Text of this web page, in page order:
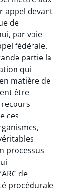
appel devant
de
par voie
fédérale.
partie la
qui
matière de
être
ces
processus
de
procédurale